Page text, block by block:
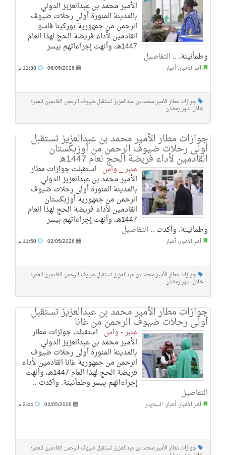
الأمير محمد بن عبدالعزيز الدولي
بالمدينة المنورة أولى رحلات ضيوف
الرحمن من جمهورية بوركينا فاسو
القادمين لأداء فريضة الحج لهذا العام
1447هـ، وأنهت إجراءاتهم بيسر
وطمأنينة. .. التفاصيل
آخر الأخبار, أخبار 06/05/2026
جوازات مطار الأمير محمد بن عبدالعزيز تستقبل ضيوف الرحمن القادمين للعمرة
خلال شهر رمضان
جوازات مطار الأمير محمد بن عبدالعزيز تستقبل
أولى رحلات ضيوف الرحمن من أوزبكستان
القادمين لأداء فريضة الحج لعام 1447هـ
منبر _ واس : استقبلت جوازات مطار
الأمير محمد بن عبدالعزيز الدولي
بالمدينة المنورة أولى رحلات ضيوف
الرحمن من جمهورية أوزبكستان
القادمين لأداء فريضة الحج لهذا العام
1447هـ، وأنهت إجراءاتهم بيسر
وطمأنينة. وأكدت .. التفاصيل
آخر الأخبار, أخبار 02/05/2026
جوازات مطار الأمير محمد بن عبدالعزيز تستقبل ضيوف الرحمن القادمين للعمرة
خلال شهر رمضان
جوازات مطار الأمير محمد بن عبدالعزيز تستقبل
أولى رحلات ضيوف الرحمن من غانا
منبر - واس : استقبلت جوازات مطار
الأمير محمد بن عبدالعزيز الدولي
بالمدينة المنورة أولى رحلات ضيوف
الرحمن من جمهورية غانا القادمين لأداء
فريضة الحج لهذا العام 1447هـ، وأنهت
إجراءاتهم بيسر وطمأنينة. وأكدت ..
التفاصيل
آخر الأخبار, أخبار, السلايدر 02/05/2026
جوازات مطار الأمير محمد بن عبدالعزيز تستقبل ضيوف الرحمن القادمين للعمرة